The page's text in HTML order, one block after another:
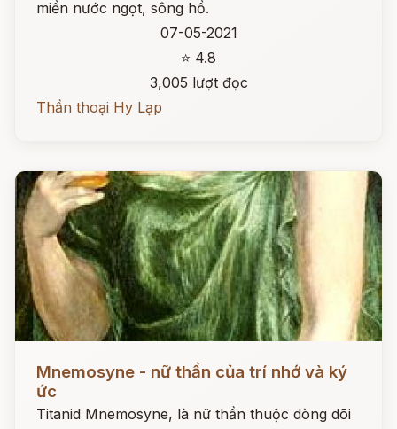
miền nước ngọt, sông hồ.
07-05-2021
⭐ 4.8
3,005 lượt đọc
Thần thoại Hy Lạp
Mnemosyne - nữ thần của trí nhớ và ký
ức
Titanid Mnemosyne, là nữ thần thuộc dòng dõi